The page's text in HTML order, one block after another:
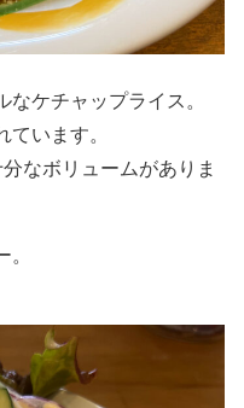
ケチャップライス。
います。
なボリュームがありま